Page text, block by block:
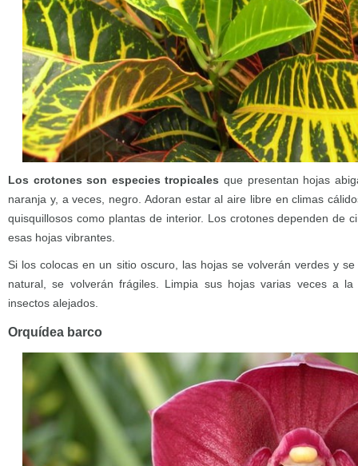
Los crotones son especies tropicales que presentan hojas
naranja y, a veces, negro. Adoran estar al aire libre en climas
quisquillosos como plantas de interior. Los crotones dependen de
esas hojas vibrantes.
Si los colocas en un sitio oscuro, las hojas se volverán verdes y
natural, se volverán frágiles. Limpia sus hojas varias veces a
insectos alejados.
Orquídea barco